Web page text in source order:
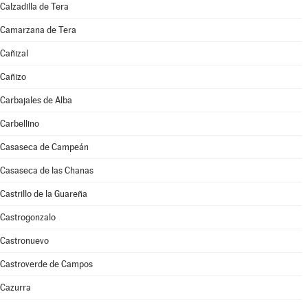
Calzadilla de Tera
Camarzana de Tera
Cañizal
Cañizo
Carbajales de Alba
Carbellino
Casaseca de Campeán
Casaseca de las Chanas
Castrillo de la Guareña
Castrogonzalo
Castronuevo
Castroverde de Campos
Cazurra